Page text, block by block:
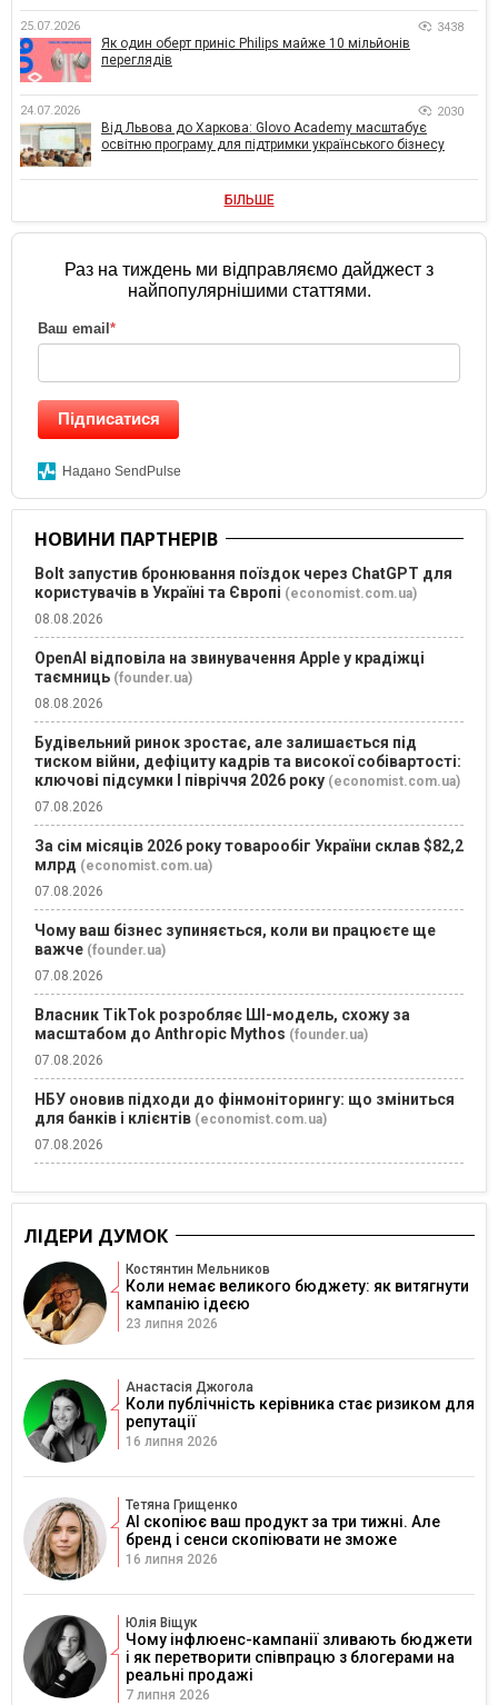
25.07.2026 3438
Як один оберт приніс Philips майже 10 мільйонів
переглядів
24.07.2026 2030
Від Львова до Харкова: Glovo Academy масштабує
освітню програму для підтримки українського бізнесу
БІЛЬШЕ
Раз на тиждень ми відправляємо дайджест з
найпопулярнішими статтями.
Ваш email *
Підписатися
Надано SendPulse
НОВИНИ ПАРТНЕРІВ
Bolt запустив бронювання поїздок через ChatGPT для
користувачів в Україні та Європі (economist.com.ua)
08.08.2026
OpenAI відповіла на звинувачення Apple у крадіжці
таємниць (founder.ua)
08.08.2026
Будівельний ринок зростає, але залишається під
тиском війни, дефіциту кадрів та високої собівартості:
ключові підсумки І півріччя 2026 року (economist.com.ua)
07.08.2026
За сім місяців 2026 року товарообіг України склав $82,2
млрд (economist.com.ua)
07.08.2026
Чому ваш бізнес зупиняється, коли ви працюєте ще
важче (founder.ua)
07.08.2026
Власник TikTok розробляє ШІ-модель, схожу за
масштабом до Anthropic Mythos (founder.ua)
07.08.2026
НБУ оновив підходи до фінмоніторингу: що зміниться
для банків і клієнтів (economist.com.ua)
07.08.2026
ЛІДЕРИ ДУМОК
Костянтин Мельников
Коли немає великого бюджету: як витягнути
кампанію ідеєю
23 липня 2026
Анастасія Джогола
Коли публічність керівника стає ризиком для
репутації
16 липня 2026
Тетяна Грищенко
AI скопіює ваш продукт за три тижні. Але
бренд і сенси скопіювати не зможе
16 липня 2026
Юлія Віщук
Чому інфлюенс-кампанії зливають бюджети
і як перетворити співпрацю з блогерами на
реальні продажі
7 липня 2026